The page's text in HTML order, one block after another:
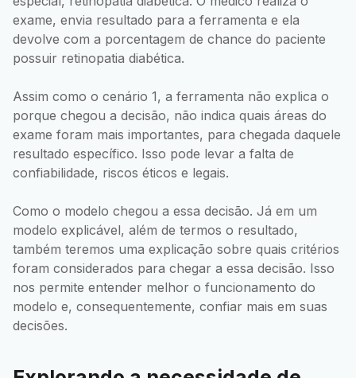
exame, envia resultado para a ferramenta e ela
devolve com a porcentagem de chance do paciente
possuir retinopatia diabética.
Assim como o cenário 1, a ferramenta não explica o
porque chegou a decisão, não indica quais áreas do
exame foram mais importantes, para chegada daquele
resultado específico. Isso pode levar a falta de
confiabilidade, riscos éticos e legais.
Como o modelo chegou a essa decisão. Já em um
modelo explicável, além de termos o resultado,
também teremos uma explicação sobre quais critérios
foram considerados para chegar a essa decisão. Isso
nos permite entender melhor o funcionamento do
modelo e, consequentemente, confiar mais em suas
decisões.